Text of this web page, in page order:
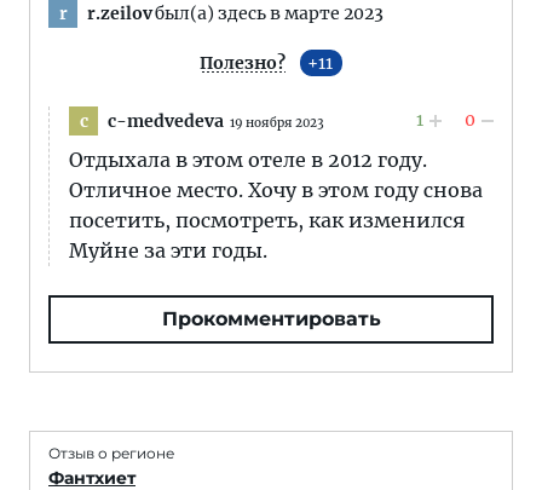
r r.zeilovбыл(а) здесь в марте 2023
Полезно? 11
c c-medvedeva 19 ноября 2023 1 0
Отдыхала в этом отеле в 2012 году.
Отличное место. Хочу в этом году снова
посетить, посмотреть, как изменился
Муйне за эти годы.
Прокомментировать
Отзыв о регионе
Фантхиет